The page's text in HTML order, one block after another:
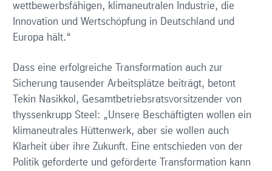
wettbewerbsfähigen, klimaneutralen Industrie, die
Innovation und Wertschöpfung in Deutschland und
Europa hält.“
Dass eine erfolgreiche Transformation auch zur
Sicherung tausender Arbeitsplätze beiträgt, betont
Tekin Nasikkol, Gesamtbetriebsratsvorsitzender von
thyssenkrupp Steel: „Unsere Beschäftigten wollen ein
klimaneutrales Hüttenwerk, aber sie wollen auch
Klarheit über ihre Zukunft. Eine entschieden von der
Politik geforderte und geförderte Transformation kann